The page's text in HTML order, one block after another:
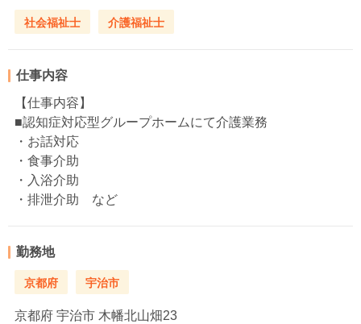
社会福祉士 介護福祉士
仕事内容
【仕事内容】
■認知症対応型グループホームにて介護業務
・お話対応
・食事介助
・入浴介助
・排泄介助 など
勤務地
京都府 宇治市
京都府 宇治市 木幡北山畑23